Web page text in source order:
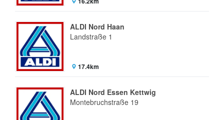
ALDI Nord Haan
Landstraße 1
17.4km
ALDI Nord Essen Kettwig
Montebruchstraße 19